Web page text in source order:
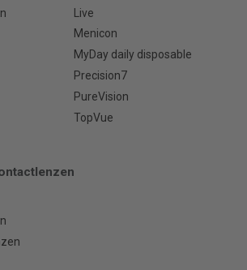
Live
Menicon
MyDay daily disposable
Precision7
PureVision
TopVue